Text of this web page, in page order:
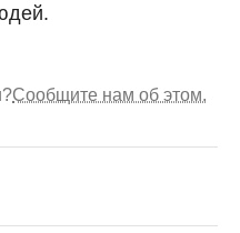
Сообщите нам об этом.